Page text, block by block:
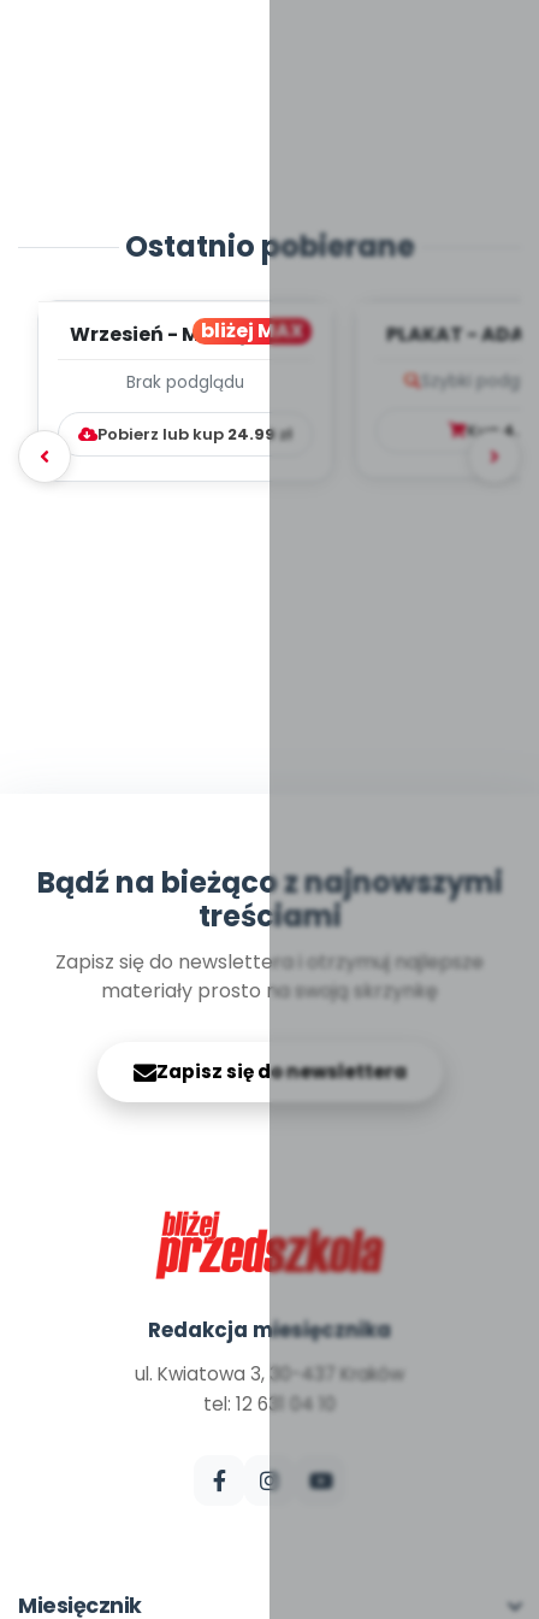
Ostatnio pobierane
bliżej MAX
Wrzesień - MIESIĘCZNY
WYCHOWAWCZO –
DYDAKTYC...
Brak podglądu
Pobierz lub kup 24.99zł
PLAKAT -
Szybki
Kup
Bądź na bieżąco z najnowszymi
treściami
Zapisz się do newslettera i otrzymuj najlepsze
materiały prosto na swoją skrzynkę
Zapisz się do newslettera
Redakcja miesięcznika
ul. Kwiatowa 3, 30-437 Kraków
tel: 12 631 04 10
Miesięcznik